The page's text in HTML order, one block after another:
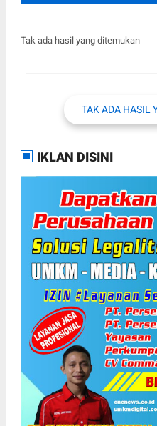
Tak ada hasil yang ditemukan
TAK ADA HASIL
IKLAN DISINI